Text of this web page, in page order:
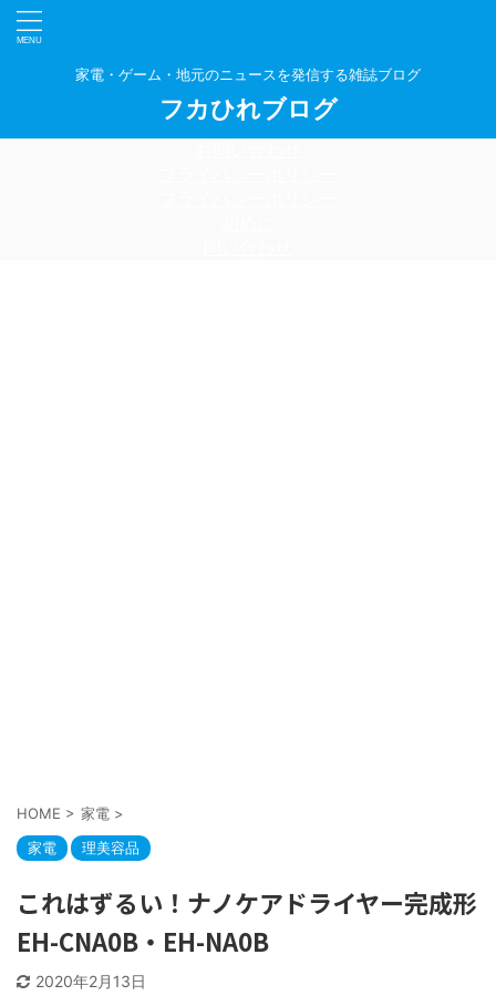
家電・ゲーム・地元のニュースを発信する雑誌ブログ
フカひれブログ
HOME > 家電 >
家電
理美容品
これはずるい！ナノケアドライヤー完成形
EH-CNA0B・EH-NA0B
2020年2月13日